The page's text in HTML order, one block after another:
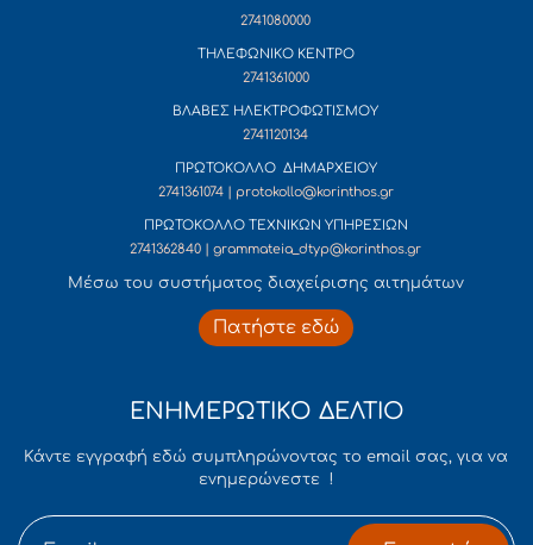
2741080000
ΤΗΛΕΦΩΝΙΚΟ ΚΕΝΤΡΟ
2741361000
ΒΛΑΒΕΣ ΗΛΕΚΤΡΟΦΩΤΙΣΜΟΥ
2741120134
ΠΡΩΤΟΚΟΛΛΟ ΔΗΜΑΡΧΕΙΟΥ
2741361074 | protokollo@korinthos.gr
ΠΡΩΤΟΚΟΛΛΟ ΤΕΧΝΙΚΩΝ ΥΠΗΡΕΣΙΩΝ
2741362840 | grammateia_dtyp@korinthos.gr
Mέσω του συστήματος διαχείρισης αιτημάτων
Πατήστε εδώ
ΕΝΗΜΕΡΩΤΙΚΟ ΔΕΛΤΙΟ
Κάντε εγγραφή εδώ συμπληρώνοντας το email σας, για να
ενημερώνεστε !